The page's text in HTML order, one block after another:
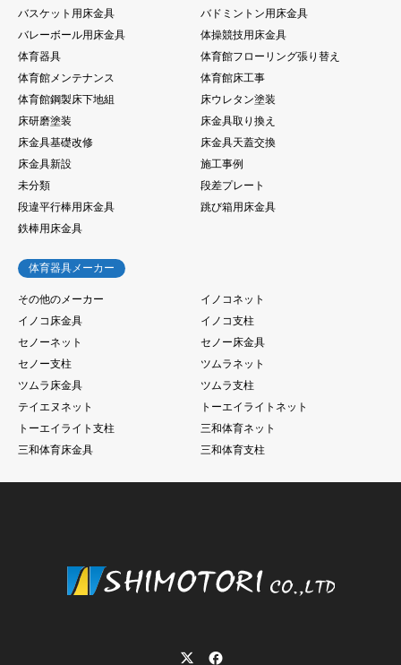
バスケット用床金具
バドミントン用床金具
バレーボール用床金具
体操競技用床金具
体育器具
体育館フローリング張り替え
体育館メンテナンス
体育館床工事
体育館鋼製床下地組
床ウレタン塗装
床研磨塗装
床金具取り換え
床金具基礎改修
床金具天蓋交換
床金具新設
施工事例
未分類
段差プレート
段違平行棒用床金具
跳び箱用床金具
鉄棒用床金具
体育器具メーカー
その他のメーカー
イノコネット
イノコ床金具
イノコ支柱
セノーネット
セノー床金具
セノー支柱
ツムラネット
ツムラ床金具
ツムラ支柱
テイエヌネット
トーエイライトネット
トーエイライト支柱
三和体育ネット
三和体育床金具
三和体育支柱